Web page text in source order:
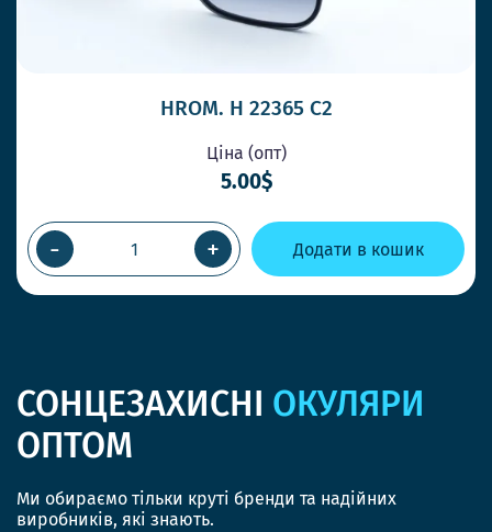
HROM. H 22365 C2
Ціна (опт)
5.00$
- + Додати в кошик
СОНЦЕЗАХИСНІ ОКУЛЯРИ
ОПТОМ
Ми обираємо тільки круті бренди та надійних
виробників, які знають.